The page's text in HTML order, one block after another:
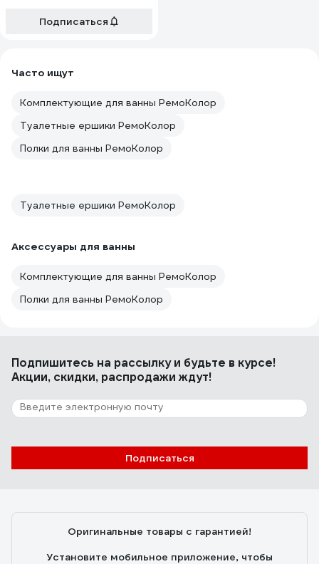
Подписаться
Часто ищут
Комплектующие для ванны РемоКолор
Туалетные ершики РемоКолор
Полки для ванны РемоКолор
Туалетные ершики РемоКолор
Аксессуары для ванны
Комплектующие для ванны РемоКолор
Полки для ванны РемоКолор
Подпишитесь на рассылкуи будьте в курсе!
Акции, скидки, распродажи ждут!
Подписаться
Оригинальные товары с гарантией!
Установите мобильное приложение, чтобы